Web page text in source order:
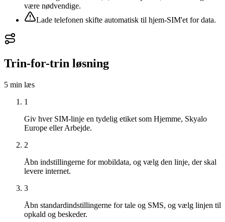
være nødvendige.
Lade telefonen skifte automatisk til hjem-SIM'et for data.
Trin-for-trin løsning
5 min læs
1
Giv hver SIM-linje en tydelig etiket som Hjemme, Skyalo
Europe eller Arbejde.
2
Åbn indstillingerne for mobildata, og vælg den linje, der skal
levere internet.
3
Åbn standardindstillingerne for tale og SMS, og vælg linjen til
opkald og beskeder.